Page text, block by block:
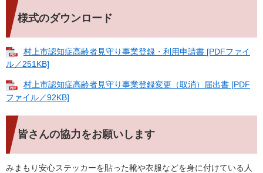
様式のダウンロード
村上市認知症高齢者見守り事業登録・利用申請書 [PDFファイ
ル／251KB]
村上市認知症高齢者見守り事業登録変更（取消）届出書 [PDF
ファイル／92KB]
皆さんの協力をお願いします
みまもり安心ステッカーを貼った靴や衣服などを身に付けている人